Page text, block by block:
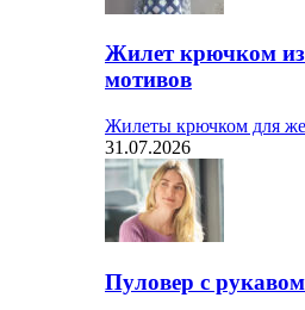
Жилет крючком
мотивов
Жилеты крючком для
31.07.2026
Пуловер с